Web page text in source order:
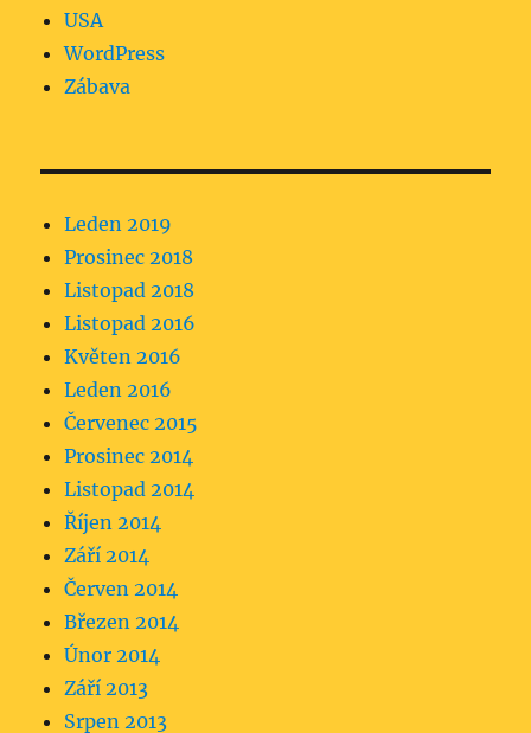
USA
WordPress
Zábava
Leden 2019
Prosinec 2018
Listopad 2018
Listopad 2016
Květen 2016
Leden 2016
Červenec 2015
Prosinec 2014
Listopad 2014
Říjen 2014
Září 2014
Červen 2014
Březen 2014
Únor 2014
Září 2013
Srpen 2013